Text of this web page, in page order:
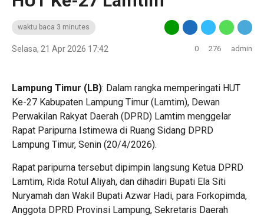
waktu baca 3 minutes
Selasa, 21 Apr 2026 17:42 0 276 admin
Lampung Timur (LB): Dalam rangka memperingati HUT
Ke-27 Kabupaten Lampung Timur (Lamtim), Dewan
Perwakilan Rakyat Daerah (DPRD) Lamtim menggelar
Rapat Paripurna Istimewa di Ruang Sidang DPRD
Lampung Timur, Senin (20/4/2026).
Rapat paripurna tersebut dipimpin langsung Ketua DPRD
Lamtim, Rida Rotul Aliyah, dan dihadiri Bupati Ela Siti
Nuryamah dan Wakil Bupati Azwar Hadi, para Forkopimda,
Anggota DPRD Provinsi Lampung, Sekretaris Daerah